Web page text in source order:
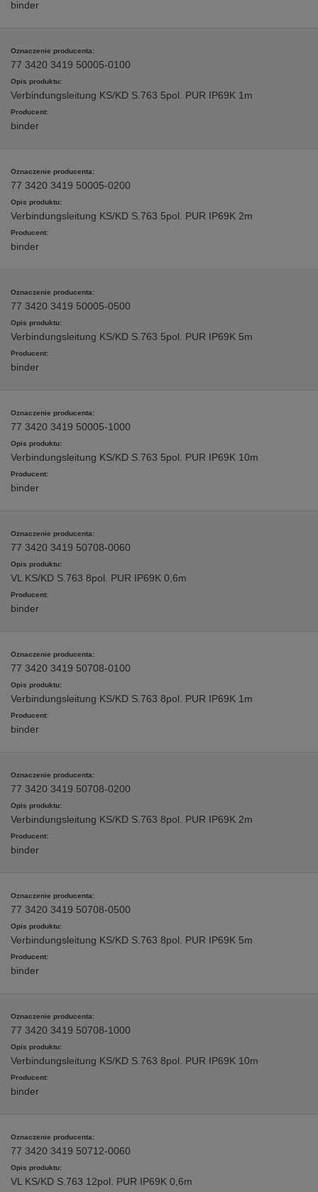
binder
77 3420 3419 50005-0100
Verbindungsleitung KS/KD S.763 5pol. PUR IP69K 1m
binder
77 3420 3419 50005-0200
Verbindungsleitung KS/KD S.763 5pol. PUR IP69K 2m
binder
77 3420 3419 50005-0500
Verbindungsleitung KS/KD S.763 5pol. PUR IP69K 5m
binder
77 3420 3419 50005-1000
Verbindungsleitung KS/KD S.763 5pol. PUR IP69K 10m
binder
77 3420 3419 50708-0060
VL KS/KD S.763 8pol. PUR IP69K 0,6m
binder
77 3420 3419 50708-0100
Verbindungsleitung KS/KD S.763 8pol. PUR IP69K 1m
binder
77 3420 3419 50708-0200
Verbindungsleitung KS/KD S.763 8pol. PUR IP69K 2m
binder
77 3420 3419 50708-0500
Verbindungsleitung KS/KD S.763 8pol. PUR IP69K 5m
binder
77 3420 3419 50708-1000
Verbindungsleitung KS/KD S.763 8pol. PUR IP69K 10m
binder
77 3420 3419 50712-0060
VL KS/KD S.763 12pol. PUR IP69K 0,6m